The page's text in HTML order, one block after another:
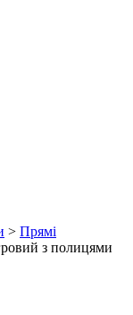
> Прямі
з полицями